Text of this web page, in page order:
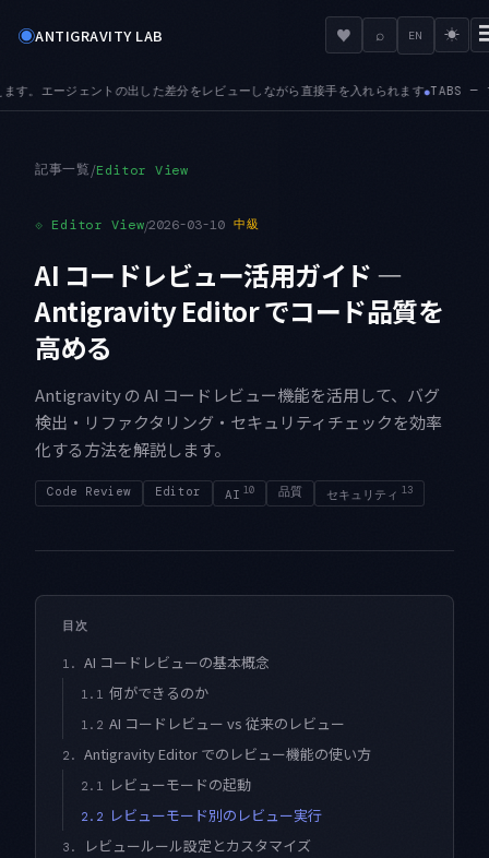
◉ANTIGRAVITY LAB ♥ ⌕ EN ☀
プレビュータブが加わりました。次のファイルを開くと入れ替わるため、探索的に
記事一覧/Editor View
⟐ Editor View/2026-03-10 中級
AI コードレビュー活用ガイド —
Antigravity Editor でコード品質を
高める
Antigravity の AI コードレビュー機能を活用して、バグ
検出・リファクタリング・セキュリティチェックを効率
化する方法を解説します。
Code Review Editor AI 10 品質 セキュリティ 13
目次
1. AI コードレビューの基本概念
1.1 何ができるのか
1.2 AI コードレビュー vs 従来のレビュー
2. Antigravity Editor でのレビュー機能の使い方
2.1 レビューモードの起動
2.2 レビューモード別のレビュー実行
3. レビュールール設定とカスタマイズ